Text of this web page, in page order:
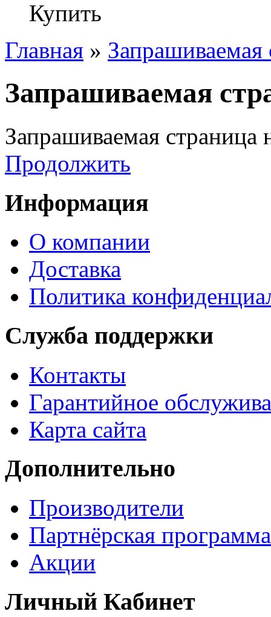
Купить
Главная » Запрашиваемая
Запрашиваемая
Запрашиваемая страница
Продолжить
Информация
О компании
Доставка
Политика
Служба поддержки
Контакты
Гарантийное
Карта сайта
Дополнительно
Производители
Партнёрская программа
Акции
Личный Кабинет